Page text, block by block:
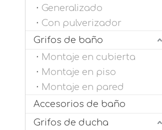
Generalizado
Con pulverizador
Grifos de baño
Montaje en cubierta
Montaje en piso
Montaje en pared
Accesorios de baño
Grifos de ducha